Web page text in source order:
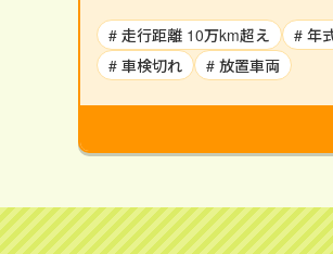
# 走行距離 10万km超え
# 年
# 車検切れ
# 放置車両